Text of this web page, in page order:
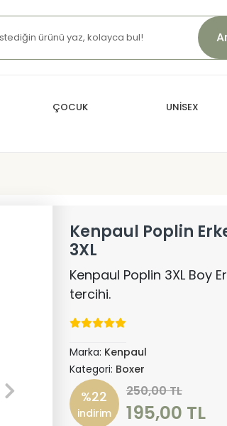
ÇOCUK UNİSEX
Kenpaul Poplin
3XL
Kenpaul Poplin 3XL Boy
tercihi.
Marka: Kenpaul
Kategori: Boxer
%22
indirim
250,00 TL
195,00 TL